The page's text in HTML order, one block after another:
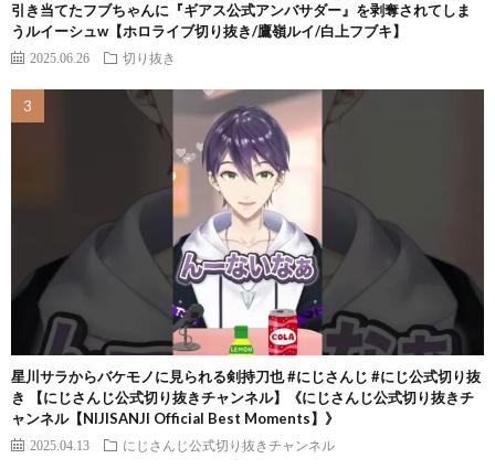
引き当てたフブちゃんに『ギアス公式アンバサダー』を剥奪されてしま
うルイーシュw【ホロライブ切り抜き/鷹嶺ルイ/白上フブキ】
2025.06.26 切り抜き
星川サラからバケモノに見られる剣持刀也 #にじさんじ #にじ公式切り抜
き 【にじさんじ公式切り抜きチャンネル】《にじさんじ公式切り抜きチ
ャンネル【NIJISANJI Official Best Moments】》
2025.04.13 にじさんじ公式切り抜きチャンネル